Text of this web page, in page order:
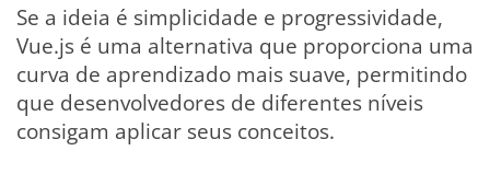
Se a ideia é simplicidade e progressividade,
Vue.js é uma alternativa que proporciona uma
curva de aprendizado mais suave, permitindo
que desenvolvedores de diferentes níveis
consigam aplicar seus conceitos.